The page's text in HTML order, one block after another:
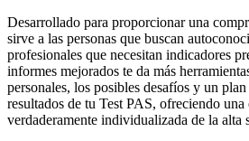
Desarrollado para proporcionar una
sirve a las personas que buscan
profesionales que necesitan indicadores
informes mejorados te da más
personales, los posibles desafíos y un
resultados de tu Test PAS, ofreciendo
verdaderamente individualizada de la alta